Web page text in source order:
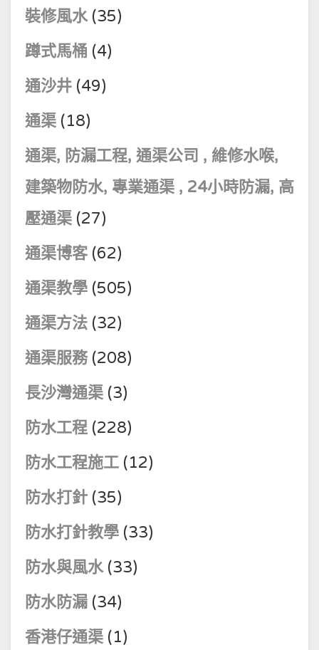
裝修風水(35)
蹲式馬桶 (4)
通沙井 (49)
通渠 (18)
通渠, 防漏工程, 通渠公司 , 維修水喉,
建築物防水, 專業通渠 , 24小時防漏, 高
壓通渠 (27)
通渠博客(62)
通渠教學 (505)
通渠方法 (32)
通渠服務(208)
長沙灣通渠 (3)
防水工程 (228)
防水工程施工 (12)
防水打針 (35)
防水打針教學 (33)
防水與風水(33)
防水防漏 (34)
香港仔通渠 (1)